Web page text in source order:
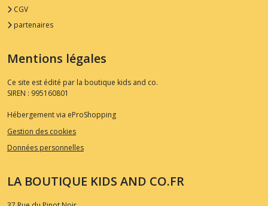
CGV
partenaires
Mentions légales
Ce site est édité par la boutique kids and co.
SIREN : 995160801
Hébergement via eProShopping
Gestion des cookies
Données personnelles
LA BOUTIQUE KIDS AND CO.FR